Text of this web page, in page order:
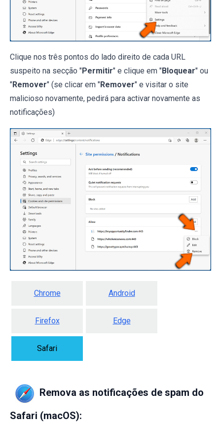
Clique nos três pontos do lado direito de cada URL
suspeito na secção "Permitir" e clique em "Bloquear" ou
"Remover" (se clicar em "Remover" e visitar o site
malicioso novamente, pedirá para activar novamente as
notificações)
Chrome Android
Firefox Edge
Safari
Remova as notificações de spam do
Safari (macOS):